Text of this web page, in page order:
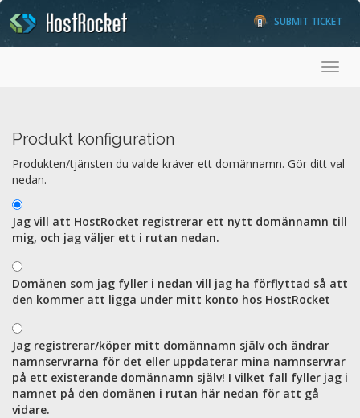
SUBMIT TICKET
Produkt konfiguration
Produkten/tjänsten du valde kräver ett domännamn. Gör ditt val
nedan.
Jag vill att HostRocket registrerar ett nytt domännamn till
mig, och jag väljer ett i rutan nedan.
Domänen som jag fyller i nedan vill jag ha förflyttad så att
den kommer att ligga under mitt konto hos HostRocket
Jag registrerar/köper mitt domännamn själv och ändrar
namnservrarna för det eller uppdaterar mina namnservrar
på ett existerande domännamn själv! I vilket fall fyller jag i
namnet på den domänen i rutan här nedan för att gå
vidare.